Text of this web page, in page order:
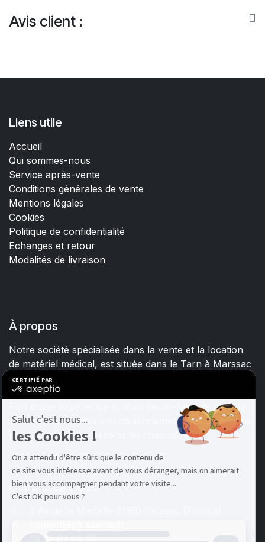
Avis client :
Liens utile
Accueil
Qui sommes-nous
Service après-vente
Conditions générales de vente
Mentions légales
Cookies
Politique de confidentialité
Echanges et retour
Modalités de livraison
À propos
Notre société spécialisée dans la vente et la location
de matériel médical, est située dans le Tarn à Marssac
sur Tarn.
Fort d'une expérience et d'un savoir-faire de plus de
15 ans, nous mettons quotidiennement tout en œuvre
pour satisfaire les besoins de chacun.
Contactez-nous
05 32 62 96 50